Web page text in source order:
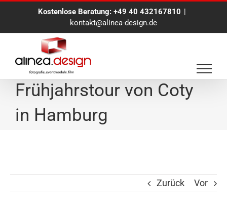
Kostenlose Beratung: +49 40 432167810 |
kontakt@alinea-design.de
Eventfotografie für die
Frühjahrstour von Coty
in Hamburg
Zurück Vor